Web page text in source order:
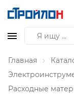
Главная
Расходные